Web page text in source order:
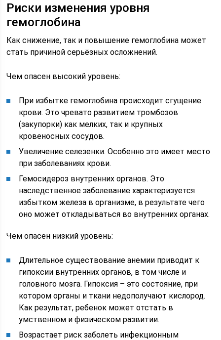
Риски изменения уровня
гемоглобина
Как снижение, так и повышение гемоглобина может
стать причиной серьёзных осложнений.
Чем опасен высокий уровень:
При избытке гемоглобина происходит сгущение
крови. Это чревато развитием тромбозов
(закупорки) как мелких, так и крупных
кровеносных сосудов.
Увеличение селезенки. Особенно это имеет место
при заболеваниях крови.
Гемосидероз внутренних органов. Это
наследственное заболевание характеризуется
избытком железа в организме, в результате чего
оно может откладываться во внутренних органах.
Чем опасен низкий уровень:
Длительное существование анемии приводит к
гипоксии внутренних органов, в том числе и
головного мозга. Гипоксия – это состояние, при
котором органы и ткани недополучают кислород.
Как результат, ребенок может отстать в
умственном и физическом развитии.
Возрастает риск заболеть инфекционным